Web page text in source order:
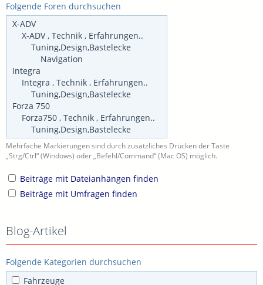
Folgende Foren durchsuchen
Mehrfache Markierungen sind durch zusätzliches Drücken der Taste
„Strg/Ctrl“ (Windows) oder „Befehl/Command“ (Mac OS) möglich.
Beiträge mit Dateianhängen finden
Beiträge mit Umfragen finden
Blog-Artikel
Folgende Kategorien durchsuchen
Fahrzeuge